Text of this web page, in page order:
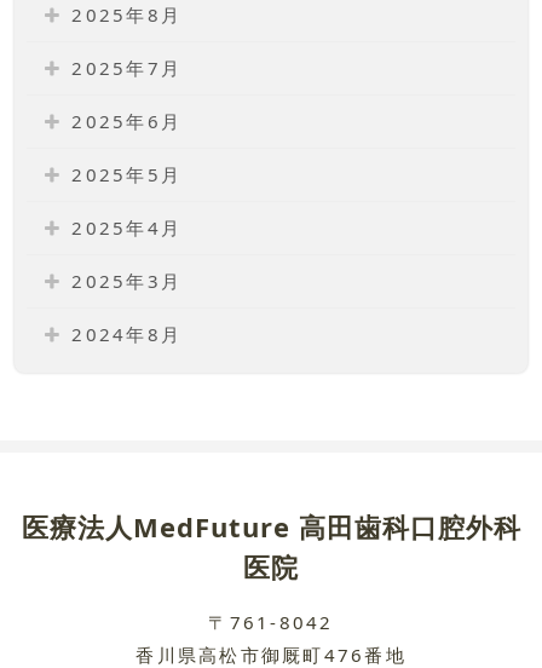
2025年8月
2025年7月
2025年6月
2025年5月
2025年4月
2025年3月
2024年8月
医療法人MedFuture 高田歯科口腔外科
医院
〒761-8042
香川県高松市御厩町476番地